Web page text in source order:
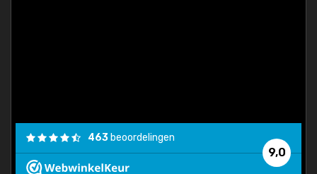
9,0
463 beoordelingen